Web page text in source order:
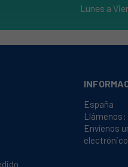
Lunes a
España
Llámenos:
Envíenos